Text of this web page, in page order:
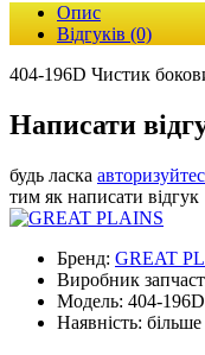
Опис
Відгуків (0)
404-196D Чистик
Написати
будь ласка
тим як написати відгук
Бренд: GREAT
Виробник
Модель: 404-196D
Наявність: